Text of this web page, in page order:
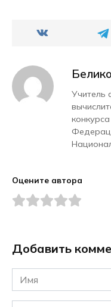
Учитель
Оцените автора
Добавить
Имя
*